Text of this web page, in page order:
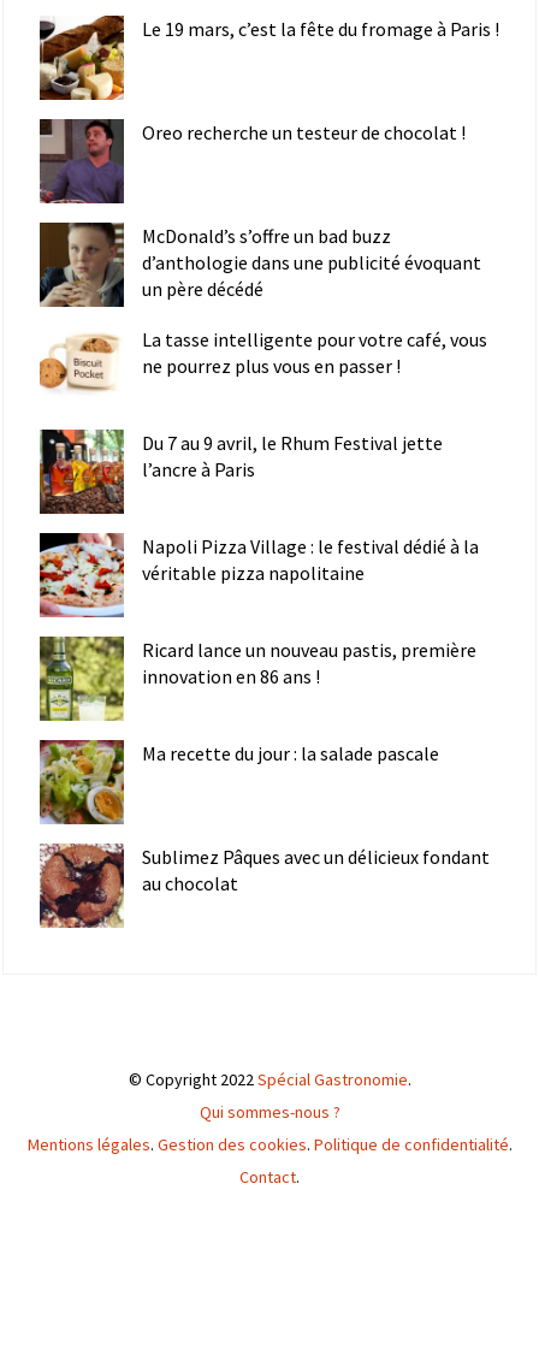
Le 19 mars, c’est la fête du fromage à Paris !
Oreo recherche un testeur de chocolat !
McDonald’s s’offre un bad buzz
d’anthologie dans une publicité évoquant
un père décédé
La tasse intelligente pour votre café, vous
ne pourrez plus vous en passer !
Du 7 au 9 avril, le Rhum Festival jette
l’ancre à Paris
Napoli Pizza Village : le festival dédié à la
véritable pizza napolitaine
Ricard lance un nouveau pastis, première
innovation en 86 ans !
Ma recette du jour : la salade pascale
Sublimez Pâques avec un délicieux fondant
au chocolat
© Copyright 2022Spécial Gastronomie.
Qui sommes-nous ?
Mentions légales. Gestion des cookies. Politique de confidentialité.
Contact.